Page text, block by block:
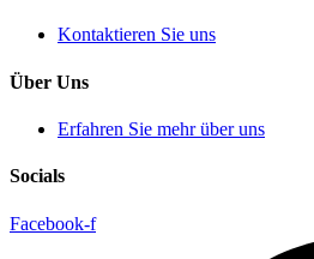
Kontaktieren Sie uns
Über Uns
Erfahren Sie mehr über uns
Socials
Facebook-f